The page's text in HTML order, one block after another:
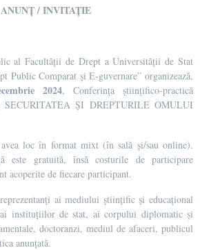
ANUNȚ / INVITAȚIE
al Facultății de Drept a Universității de Stat
Public Comparat și E-guvernare” organizează,
2024, Conferința științifico-practică
SECURITATEA ȘI DREPTURILE OMULUI
loc în format mixt (în sală și/sau online).
este gratuită, însă costurile de participare
acoperite de fiecare participant.
ai mediului ştiinţific şi educaţional
instituţiilor de stat, ai corpului diplomatic şi
doctoranzi, mediul de afaceri, publicul
anunţată.